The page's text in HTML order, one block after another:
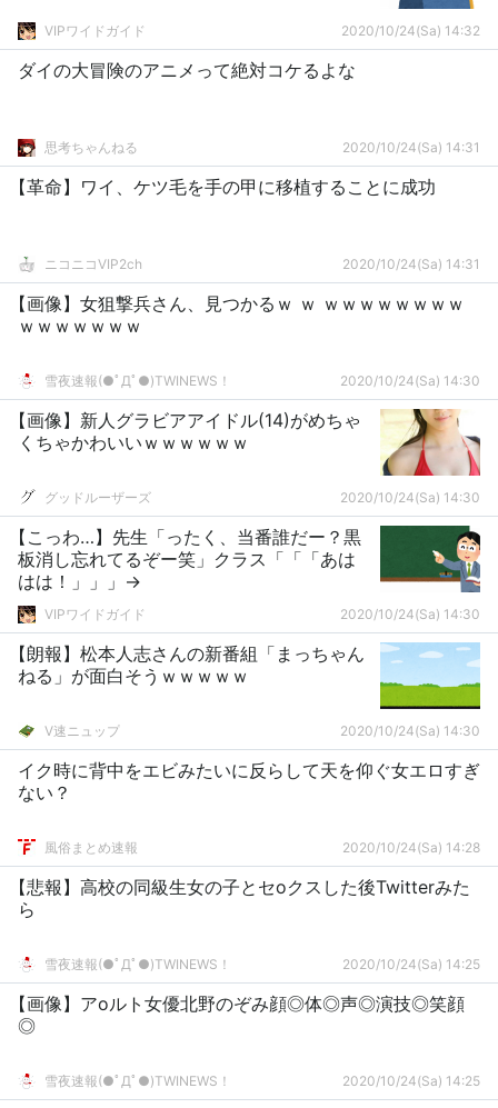
VIPワイドガイド 2020/10/24(Sa) 14:32
ダイの大冒険のアニメって絶対コケるよな
思考ちゃんねる 2020/10/24(Sa) 14:31
【革命】ワイ、ケツ毛を手の甲に移植することに成功
ニコニコVIP2ch 2020/10/24(Sa) 14:31
【画像】女狙撃兵さん、見つかるｗ ｗ ｗｗｗｗｗｗｗｗ
ｗｗｗｗｗｗｗ
雪夜速報(●ﾟДﾟ●)TWINEWS！ 2020/10/24(Sa) 14:30
【画像】新人グラビアアイドル(14)がめちゃ
くちゃかわいいｗｗｗｗｗｗ
グッドルーザーズ 2020/10/24(Sa) 14:30
【こっわ…】先生「ったく、当番誰だー？黒
板消し忘れてるぞー笑」クラス「「「あは
はは！」」」→
VIPワイドガイド 2020/10/24(Sa) 14:30
【朗報】松本人志さんの新番組「まっちゃん
ねる」が面白そうｗｗｗｗｗ
V速ニュップ 2020/10/24(Sa) 14:30
イク時に背中をエビみたいに反らして天を仰ぐ女エロすぎ
ない？
風俗まとめ速報 2020/10/24(Sa) 14:28
【悲報】高校の同級生女の子とセoクスした後Twitterみた
ら
雪夜速報(●ﾟДﾟ●)TWINEWS！ 2020/10/24(Sa) 14:25
【画像】アoルト女優北野のぞみ顔◎体◎声◎演技◎笑顔
◎
雪夜速報(●ﾟДﾟ●)TWINEWS！ 2020/10/24(Sa) 14:25